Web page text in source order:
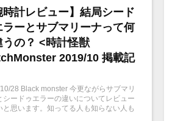
時計レビュー】結局シード
ラーとサブマリーナって何
うの？ <時計怪獣
2019/10 掲載記
28 Black monster 今更ながらサブマリ
シードゥエラーの違いについてレビュー
と思います。知ってる人も知らない人も